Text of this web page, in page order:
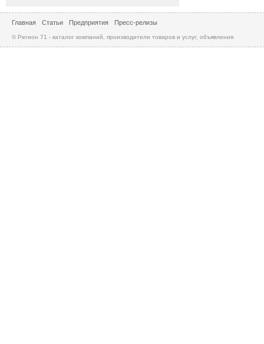
Главная Статьи Предприятия Пресс-релизы
© Регион 71 - каталог компаний, производители товаров и услуг, объявления